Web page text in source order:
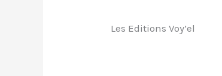
Les Editions Voy’el